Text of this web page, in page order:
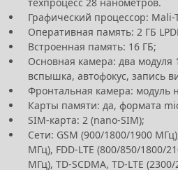
техпроцесс 28 нанометров.
Графический процессор: Mali-
Оперативная память: 2 ГБ
Встроенная память: 16 ГБ;
Основная камера: два
вспышка, автофокус, запись
Фронтальная камера: модуль
Карты памяти: да, формата
SIM-карта: 2 (nano-SIM);
Сети: GSM (900/1800/1900
МГц), FDD-LTE (800/850/1800/
МГц), TD-SCDMA, TD-LTE